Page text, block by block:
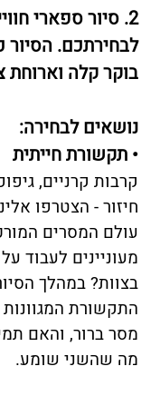
2. סיור ספארי
לבחירתכם. הסיור
בוקר קלה וארוחת
נושאים לבחירה:
• תקשורת חייתית
קרבות קרניים,
חיזור - הצטרפו
עולם המסרים
מעוניינים לעבוד
בצוות? במהלך
התקשורת
מסר ברור, והאם
מה שהשני שומע.